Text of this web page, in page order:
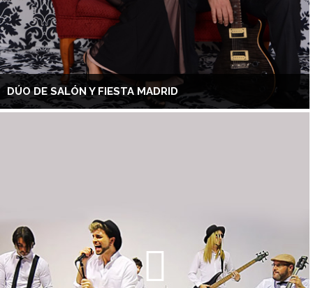
DÚO DE SALÓN Y FIESTA MADRID